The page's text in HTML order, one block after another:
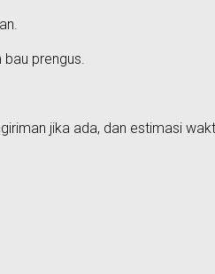
prengus.
jika ada, dan estimasi